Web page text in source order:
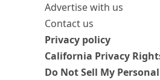
Advertise with us
Contact us
Privacy policy
California Privacy
Do Not Sell My